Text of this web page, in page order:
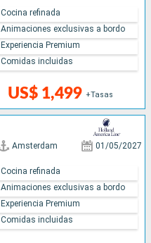
US$ 1,499 +Tasas
Cocina refinada
Animaciones exclusivas a bordo
Experiencia Premium
Comidas incluidas
Amsterdam 01/05/2027
Cocina refinada
Animaciones exclusivas a bordo
Experiencia Premium
Comidas incluidas